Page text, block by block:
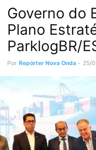
Governo do
Plano
ParklogBR/
Por Repórter Nova Onda - 25/